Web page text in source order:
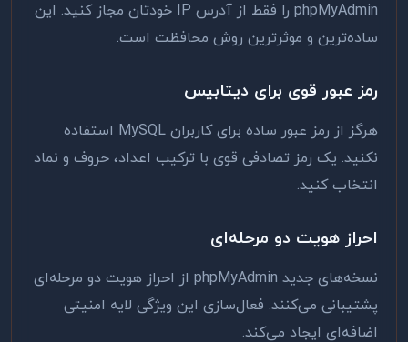
phpMyAdmin را فقط از آدرس IP خودتان مجاز کنید. این
ساده‌ترین و موثرترین روش محافظت است.
رمز عبور قوی برای دیتابیس
هرگز از رمز عبور ساده برای کاربران MySQL استفاده
نکنید. یک رمز تصادفی قوی با ترکیب اعداد، حروف و نماد
انتخاب کنید.
احراز هویت دو مرحله‌ای
نسخه‌های جدید phpMyAdmin از احراز هویت دو مرحله‌ای
پشتیبانی می‌کنند. فعال‌سازی این ویژگی لایه امنیتی
اضافه‌ای ایجاد می‌کند.